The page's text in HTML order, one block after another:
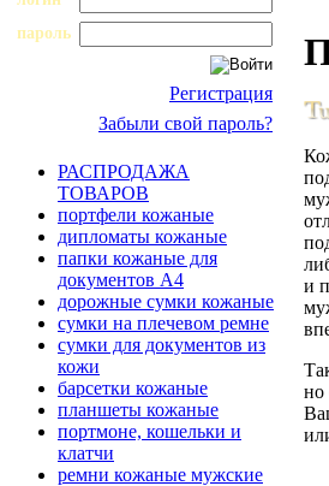
пароль
Регистрация
Забыли свой пароль?
РАСПРОДАЖА
ТОВАРОВ
портфели кожаные
дипломаты кожаные
папки кожаные для
документов А4
дорожные сумки кожаные
сумки на плечевом ремне
сумки для документов из
кожи
барсетки кожаные
планшеты кожаные
портмоне, кошельки и
клатчи
ремни кожаные мужские
и
но